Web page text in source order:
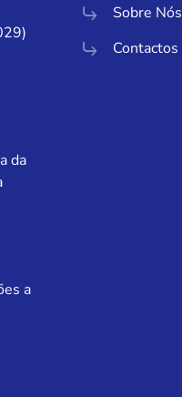
da
a
Sobre Nós
Contactos